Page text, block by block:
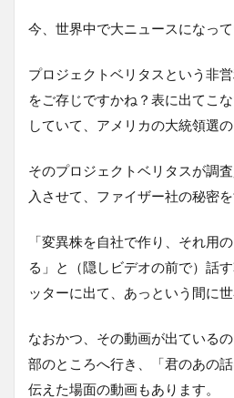
今、世界中で大ニュースになって
プロジェクトベリタスという非
をご存じですかね？表に出てこ
していて、アメリカの大統領選
そのプロジェクトベリタスが調
入させて、ファイザー社の秘密を
「変異株を自社で作り、それ用
る」と（隠しビデオの前で）話
ッターに出て、あっという間に世
なおかつ、その動画が出ている
部のところへ行き、「君のあの
伝えた場面の動画もあります。